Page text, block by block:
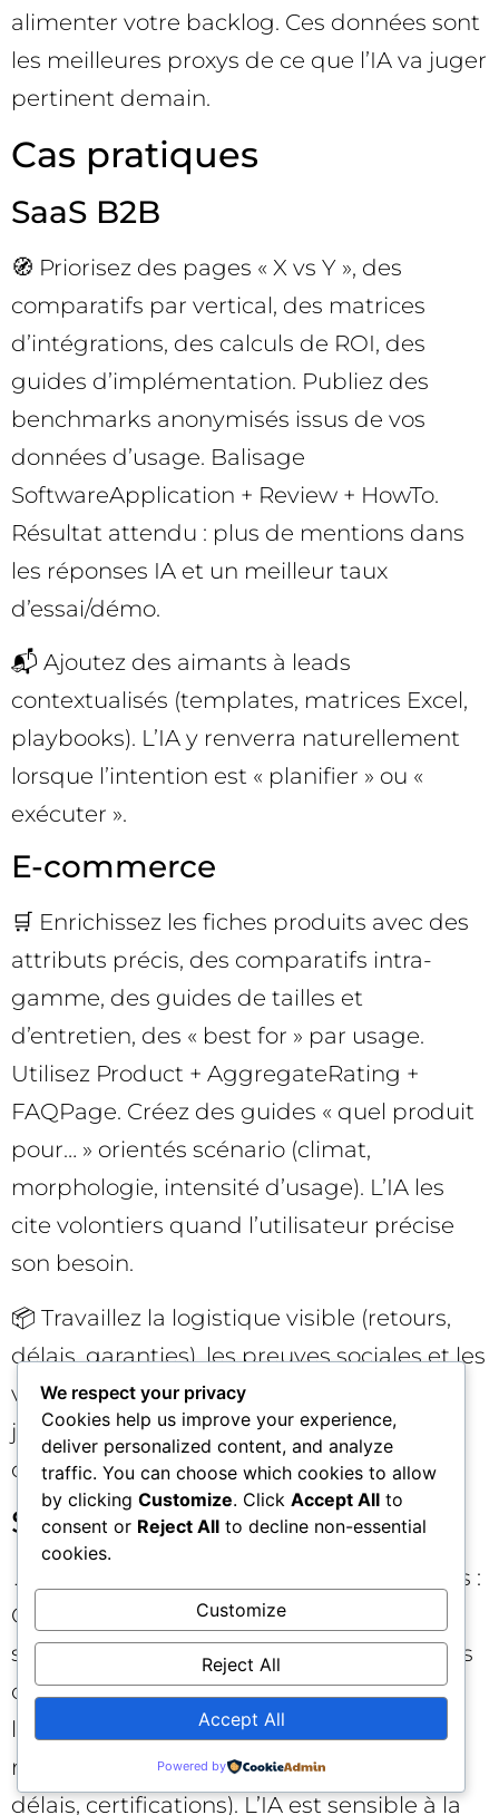
alimenter votre backlog. Ces données sont
les meilleures proxys de ce que l’IA va juger
pertinent demain.
Cas pratiques
SaaS B2B
🧭 Priorisez des pages « X vs Y », des
comparatifs par vertical, des matrices
d’intégrations, des calculs de ROI, des
guides d’implémentation. Publiez des
benchmarks anonymisés issus de vos
données d’usage. Balisage
SoftwareApplication + Review + HowTo.
Résultat attendu : plus de mentions dans
les réponses IA et un meilleur taux
d’essai/démo.
📬 Ajoutez des aimants à leads
contextualisés (templates, matrices Excel,
playbooks). L’IA y renverra naturellement
lorsque l’intention est « planifier » ou «
exécuter ».
E-commerce
🛒 Enrichissez les fiches produits avec des
attributs précis, des comparatifs intra-
gamme, des guides de tailles et
d’entretien, des « best for » par usage.
Utilisez Product + AggregateRating +
FAQPage. Créez des guides « quel produit
pour… » orientés scénario (climat,
morphologie, intensité d’usage). L’IA les
cite volontiers quand l’utilisateur précise
son besoin.
📦 Travaillez la logistique visible (retours,
délais, garanties), les preuves sociales et les
visuels « how-to ». Le passage à l’acte se
joue souvent là, après un aperçu IA
convaincant.
SEO local
📍 Multiplicité d’entités locales cohérentes :
Organization + LocalBusiness, pages de
service par zone, horaires, équipes, photos
originales, avis authentiques, cas clients
locaux. Répondez aux questions « près de
moi » avec des preuves (disponibilité,
délais, certifications). L’IA est sensible à la
We respect your privacy
Cookies help us improve your experience,
deliver personalized content, and analyze
traffic. You can choose which cookies to allow
by clicking Customize. Click Accept All to
consent or Reject All to decline non-essential
cookies.
Customize
Reject All
Accept All
Powered by